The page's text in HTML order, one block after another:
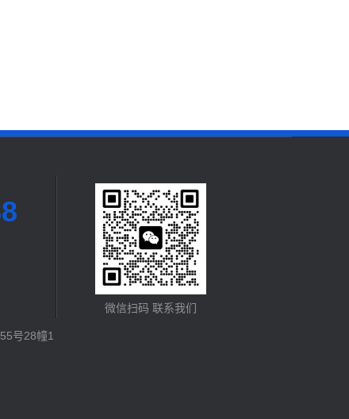
号28幢1
微信扫码 联系我们